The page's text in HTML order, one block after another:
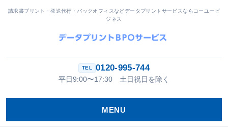
請求書プリント・発送代行・バックオフィスなどデータプリントサービスならコーユービ
ジネス
0120-995-744
平日9:00〜17:30 土日祝日を除く
MENU